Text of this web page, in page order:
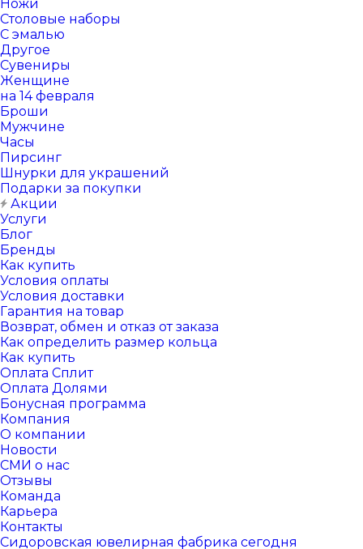
Ножи
Столовые наборы
С эмалью
Другое
Сувениры
Женщине
на 14 февраля
Броши
Мужчине
Часы
Пирсинг
Шнурки для украшений
Подарки за покупки
Акции
Услуги
Блог
Бренды
Как купить
Условия оплаты
Условия доставки
Гарантия на товар
Возврат, обмен и отказ от заказа
Как определить размер кольца
Как купить
Оплата Сплит
Оплата Долями
Бонусная программа
Компания
О компании
Новости
СМИ о нас
Отзывы
Команда
Карьера
Контакты
Сидоровская ювелирная фабрика сегодня